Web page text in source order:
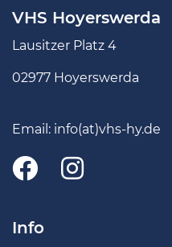
VHS Hoyerswerda
Lausitzer Platz 4
02977 Hoyerswerda
Email: info(at)vhs-hy.de
Info